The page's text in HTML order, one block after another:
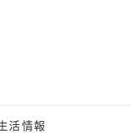
活情報